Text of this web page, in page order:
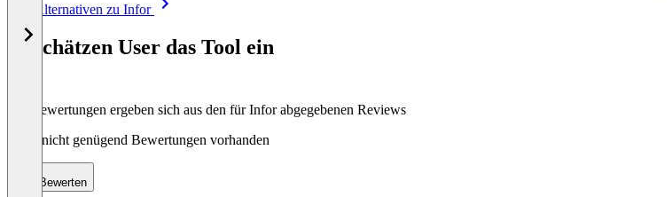
Alle Alternativen zu Infor
So schätzen User das Tool ein
Die Bewertungen ergeben sich aus den für Infor abgegebenen Reviews
Noch nicht genügend Bewertungen vorhanden
Bewerten